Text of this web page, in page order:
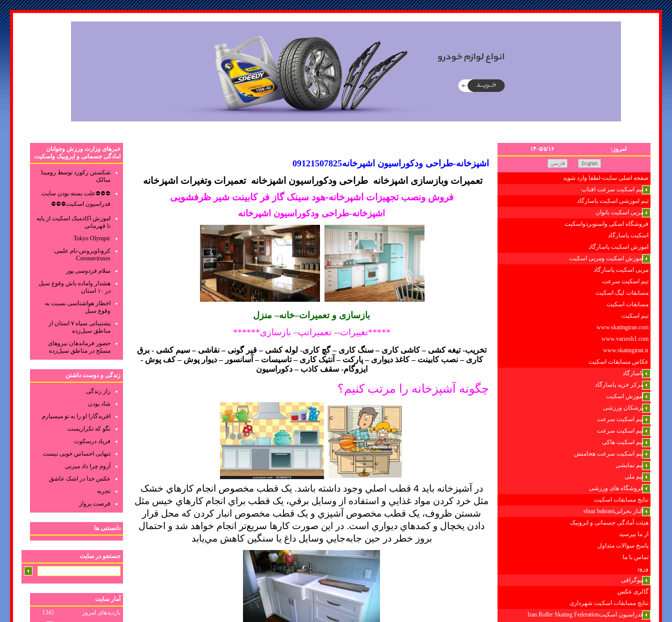
امروز: ۱۴۰۵/۵/۱۶
صفحه اصلی سایت-لطفا وارد شوید
تیم اسکیت سرعت افتاب
تیم اموزشی اسکیت پاسارگاد
مربی اسکیت بانوان
فروشگاه اسکی واسنوبردواسکیت
اسکیت پاسارگاد
اموزش اسکیت پاسارگاد
اموزش اسکیت ومربی اسکیت
مربی اسکیت پاسارگاد
تیم اسکیت سرعت
مسابقات لیگ اسکیت
مسابقات اسکیت
تیم اسکیت
www.skatingiran.com
www.varzesh1.com
www.skatingiran.ir
عکاس مسابقات اسکیت
پاسارگاد
مرکز خرید پاسارگاد
آموزش اسکیت
پزشکان ورزشی
تیم اسکیت سرعت
تیم اسکیت سرعت
تیم اسکیت هاکی
تیم اسکیت سرعت هخامنش
تیم نمایشی
تیم ملی
فروشگاه های ورزشی
نتایج مسابقات اسکیت
الناز بحرانیelnaz bahrani
هیئت آمادگی جسمانی و ایروبیک
از ما بپرسید
پاسخ سوالات متداول
تماس با ما
ورود
بیوگرافی
گالری عکس
نتایج مسابقات اسکیت شهرداری
فدراسیون اسکیتIran Roller Skating Federation
اشپزخانه-طراحی ودکوراسیون اشپرخانه09121507825
تعمیرات وبازسازی اشپزخانه طراحی ودکوراسیون اشپزخانه تعمیرات وتغیرات اشپزخانه
فروش ونصب تجهیزات اشپرخانه-هود سینک گاز فر کابینت شیر ظرفشویی
اشپزخانه-طراحی ودکوراسیون اشپرخانه
بازسازی و تعمیرات–خانه– منزل
*****تغییرات-- تعمیراتپ– بازسازی******
تخریب- تیغه کشی – کاشی کاری – سنگ کاری – گچ کاری- لوله کشی – قیر گونی – نقاشی – سیم کشی - برق
کاری – نصب کابینت – کاغذ دیواری – پارکت – آنتیک کاری – تاسیسات – آسانسور – دیوار پوش – کف پوش -
ایزوگام- سقف کاذب – دکوراسیون
چگونه آشپزخانه را مرتب کنيم؟
در آشپزخانه بايد 4 قطب اصلي وجود داشته باشد. يک قطب مخصوص انجام کارهاي خشک
مثل خرد کردن مواد غذايي و استفاده از وسايل برقي، يک قطب براي انجام کارهاي خيس مثل
شستن ظروف، يک قطب مخصوص آشپزي و يک قطب مخصوص انبار کردن که محل قرار
دادن يخچال و کمدهاي ديواري است. در اين صورت کارها سريع‌تر انجام خواهد شد و احتمال
بروز خطر در حين جابه‌جايي وسايل داغ يا سنگين کاهش مي‌يابد
خبرهای وزارت ورزش وجوانان
امادگی جسمانی و ایروبیک واسکیت
شکستن رکورد توسط رومینا
سالک
⛔⛔⛔علت بسته بودن سایت
فدراسیون اسکیت⛔⛔⛔
اموزش اکادمیک اسکیت از پایه
تا قهرمانی
Tokyo Olympic
کروناویروس‌-نام علمی:
Coronaviruses
سلام فردوسی پور
هشدار واماده باش وقوع سیل
در ۱۰ استان
اخطار هواشناسی نسبت به
وقوع سیل
پشتیبانی سپاه ۷ استان از
مناطق سیل‌زده
حضور فرماندهان نیروهای
مسلح در مناطق سیل‌زده
زندگی و دوست داشتن
راز زندگی
شاد بودن
افریدگارا او را به تو میسپارم
نگو که تکراریست
فریاد درسکوت
تنهایی احساس خوبی نیست
آروم چرا داد میزنی
عکس‌ خدا در اشک‌ عاشق‌
تجربه
فرصت پرواز
دانستنی ها
جستجو در سایت
آمار سایت
بازدیدهای امروز
1345